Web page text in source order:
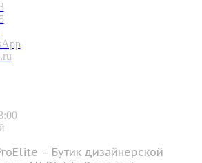
– Бутик дизайнерской